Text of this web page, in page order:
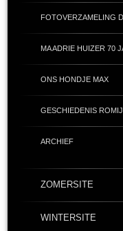
FOTOVERZAMELING
MA ADRIE HUIZER 70
ONS HONDJE MAX
GESCHIEDENIS
ARCHIEF
ZOMERSITE
WINTERSITE